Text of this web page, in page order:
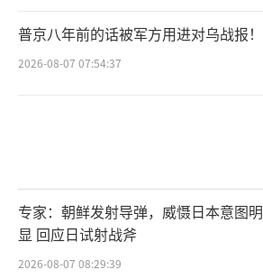
普京八年前的话被军方用进对乌战报！
2026-08-07 07:54:37
专家：朝鲜发射导弹，威慑日本意图明
显 回应日试射战斧
2026-08-07 08:29:39